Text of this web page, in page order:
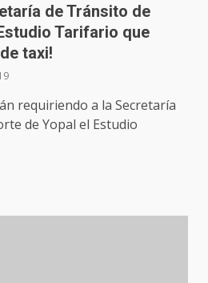
de Tránsito de
Tarifario que
taxi!
requiriendo a la Secretaría
de Yopal el Estudio